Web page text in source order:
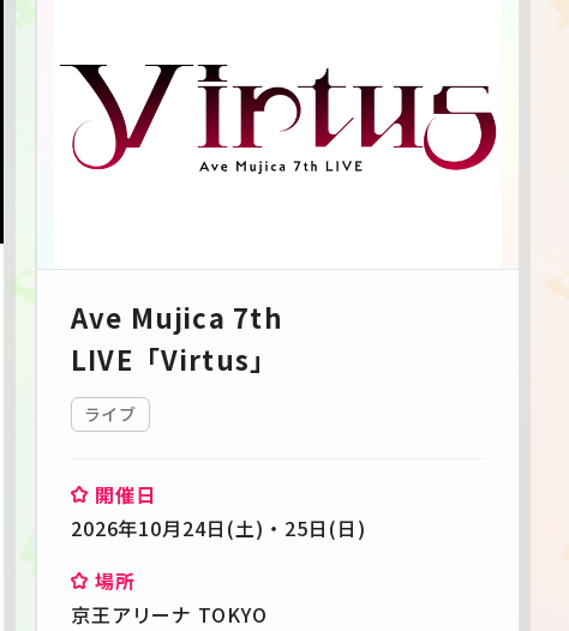
Ave Mujica 7th
LIVE「Virtus」
ライブ
開催日
2026年10月24日(土)・25日(日)
場所
京王アリーナ TOKYO